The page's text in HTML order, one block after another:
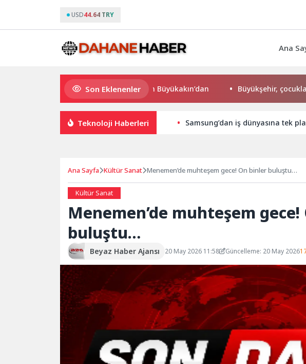
USD44.64 TRY
Ana
Son Eklenenler
Süper Enduro’da start Başkan Büyükakın’dan Büyükşehir, çocukları
Teknoloji Haberleri Samsung’dan iş dünyasına tek
Ana Sayfa Kültür Sanat Menemen’de muhteşem gece! On binler buluştu…
Kültür Sanat
Menemen’de muhteşem
buluştu…
Beyaz Haber Ajansı 20 May 2026 11:58 Güncelleme: 20 May 2026